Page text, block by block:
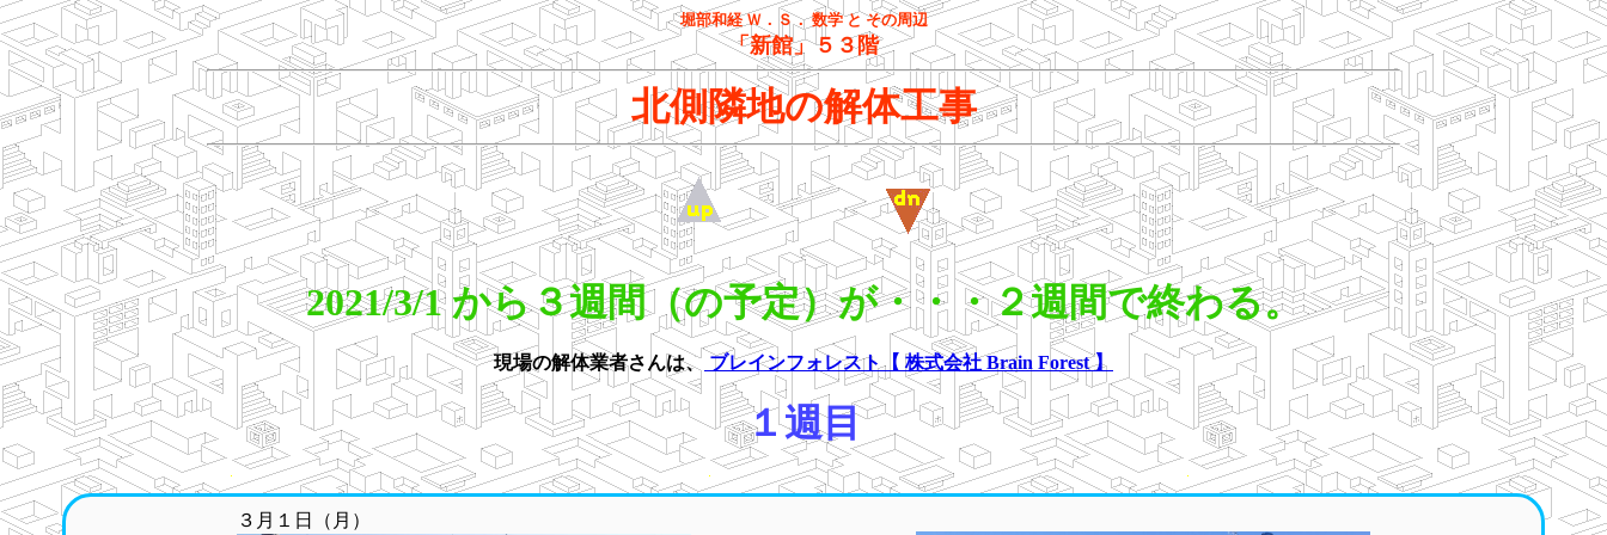
堀部和経 Ｗ．Ｓ． 数学 と その周辺
「新館」５３階
北側隣地の解体工事
2021/3/1 から３週間（の予定）が・・・２週間で終わる。
現場の解体業者さんは、 ブレインフォレスト【 株式会社 Brain Forest 】
１週目
３月１日（月）